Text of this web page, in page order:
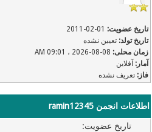
تاریخ عضویت: 01-02-2011
تاریخ تولد:تعیین نشده
زمان محلی: 08-08-2026 ، 09:01 AM
آمار: آفلاین
فاز: تعریف نشده
اطلاعات انجمن ramin12345
تاریخ عضویت: